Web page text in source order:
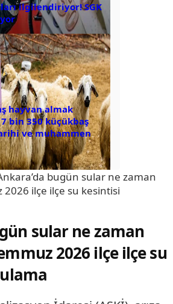
ilgilendiriyor! SGK
hayvan almak
bin 350 küçükbaş
ve muhammen
bugün sular ne zaman
2026 ilçe ilçe su kesintisi
sular ne zaman
2026 ilçe ilçe su